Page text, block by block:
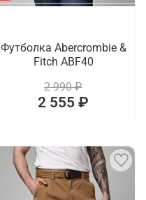
Футболка Abercrombie &
Fitch ABF40
2 990 ₽
2 555 ₽